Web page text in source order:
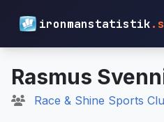
ironmanstatistik
Rasmus
Race & Shine Sports